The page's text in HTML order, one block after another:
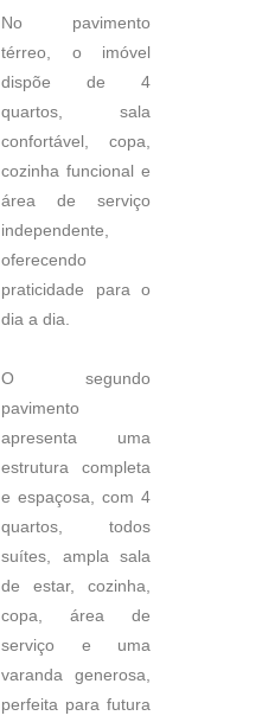
No pavimento
térreo, o imóvel
dispõe de 4
quartos, sala
confortável, copa,
cozinha funcional e
área de serviço
independente,
oferecendo
praticidade para o
dia a dia.
O segundo
pavimento
apresenta uma
estrutura completa
e espaçosa, com 4
quartos, todos
suítes, ampla sala
de estar, cozinha,
copa, área de
serviço e uma
varanda generosa,
perfeita para futura